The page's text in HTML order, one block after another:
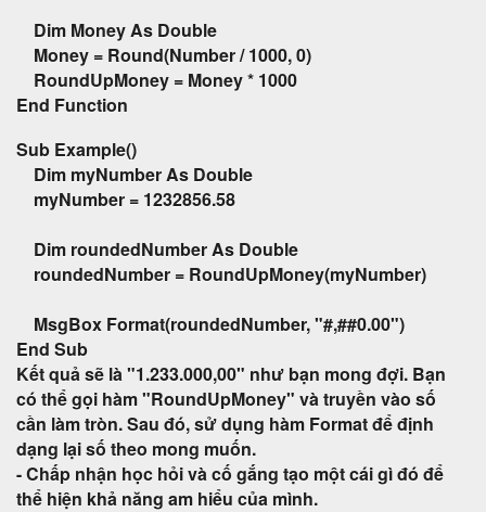
Dim Money As Double
Money = Round(Number / 1000, 0)
RoundUpMoney = Money * 1000
End Function
Sub Example()
Dim myNumber As Double
myNumber = 1232856.58
Dim roundedNumber As Double
roundedNumber = RoundUpMoney(myNumber)
MsgBox Format(roundedNumber, "#,##0.00")
End Sub
Kết quả sẽ là "1.233.000,00" như bạn mong đợi. Bạn
có thể gọi hàm "RoundUpMoney" và truyền vào số
cần làm tròn. Sau đó, sử dụng hàm Format để định
dạng lại số theo mong muốn.
- Chấp nhận học hỏi và cố gắng tạo một cái gì đó để
thể hiện khả năng am hiểu của mình.